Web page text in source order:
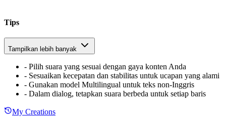
Tips
Tampilkan lebih banyak
- Pilih suara yang sesuai dengan gaya konten Anda
- Sesuaikan kecepatan dan stabilitas untuk ucapan yang alami
- Gunakan model Multilingual untuk teks non-Inggris
- Dalam dialog, tetapkan suara berbeda untuk setiap baris
My Creations